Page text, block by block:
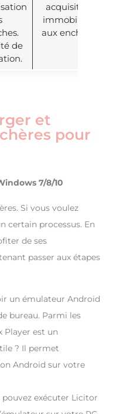
de
acquisitions
immobilières
aux enchères.
et
pour
7/8/10
Si vous voulez
certain processus. En
de ses
passer aux étapes
un émulateur Android
bureau. Parmi les
Player est un
? Il permet
Android sur votre
exécuter Licitor